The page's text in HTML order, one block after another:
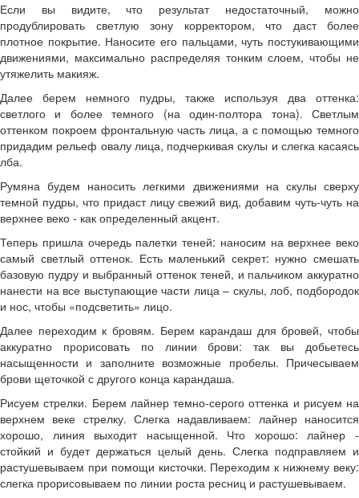
Если вы видите, что результат недостаточный, можно
продублировать светлую зону корректором, что даст более
плотное покрытие. Наносите его пальцами, чуть постукивающими
движениями, максимально распределяя тонким слоем, чтобы не
утяжелить макияж.
Далее берем немного пудры, также используя два оттенка:
светлого и более темного (на один-полтора тона). Светлым
оттенком покроем фронтальную часть лица, а с помощью темного
придадим рельеф овалу лица, подчеркивая скулы и слегка касаясь
лба.
Румяна будем наносить легкими движениями на скулы сверху
темной пудры, что придаст лицу свежий вид, добавим чуть-чуть на
верхнее веко - как определенный акцент.
Теперь пришла очередь палетки теней: наносим на верхнее веко
самый светлый оттенок. Есть маленький секрет: нужно смешать
базовую пудру и выбранный оттенок теней, и пальчиком аккуратно
нанести на все выступающие части лица – скулы, лоб, подбородок
и нос, чтобы «подсветить» лицо.
Далее переходим к бровям. Берем карандаш для бровей, чтобы
аккуратно прорисовать по линии брови: так вы добьетесь
насыщенности и заполните возможные пробелы. Причесываем
брови щеточкой с другого конца карандаша.
Рисуем стрелки. Берем лайнер темно-серого оттенка и рисуем на
верхнем веке стрелку. Слегка надавливаем: лайнер наносится
хорошо, линия выходит насыщенной. Что хорошо: лайнер -
стойкий и будет держаться целый день. Слегка подправляем и
растушевываем при помощи кисточки. Переходим к нижнему веку:
слегка прорисовываем по линии роста ресниц и растушевываем.